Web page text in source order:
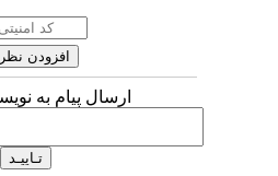
ارسال پیام به